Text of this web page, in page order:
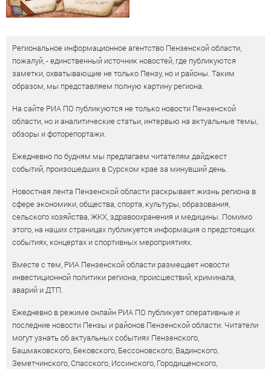
Региональное информационное агентство Пензенской области,
пожалуй, - единственный источник новостей, где публикуются
заметки, охватывающие не только Пензу, но и районы. Таким
образом, мы представляем полную картину региона.
На сайте РИА ПО публикуются не только новости Пензенской
области, но и аналитические статьи, интервью на актуальные темы,
обзоры и фоторепортажи.
Ежедневно по будням мы предлагаем читателям дайджест
событий, произошедших в Сурском крае за минувший день.
Новостная лента Пензенской области раскрывает жизнь региона в
сфере экономики, общества, спорта, культуры, образования,
сельского хозяйства, ЖКХ, здравоохранения и медицины. Помимо
этого, на наших страницах публикуется информация о предстоящих
событиях, концертах и спортивных мероприятиях.
Вместе с тем, РИА Пензенской области размещает новости
инвестиционной политики региона, происшествий, криминала,
аварий и ДТП.
Ежедневно в режиме онлайн РИА ПО публикует оперативные и
последние новости Пензы и районов Пензенской области. Читатели
могут узнать об актуальных событиях Пензенского,
Башмаковского, Бековского, Бессоновского, Вадинского,
Земетчинского, Спасского, Иссинского, Городищенского,